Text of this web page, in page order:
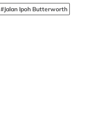
#Jalan Ipoh Butterworth